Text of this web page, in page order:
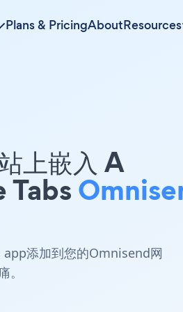
Plans & PricingAboutResources
上嵌入 A
Tabs
添加到您的Omnisend网